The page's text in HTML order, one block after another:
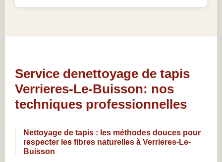
Service denettoyage de tapis
Verrieres-Le-Buisson: nos
techniques professionnelles
Nettoyage de tapis : les méthodes douces pour
respecter les fibres naturelles à Verrieres-Le-
Buisson